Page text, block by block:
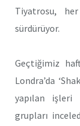
Tiyatrosu,
sürdürüyor.
Geçtiğimiz
Londra’da
yapılan işleri
grupları